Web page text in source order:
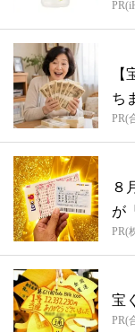
ち
PR(
８
が
PR(
宝
PR(